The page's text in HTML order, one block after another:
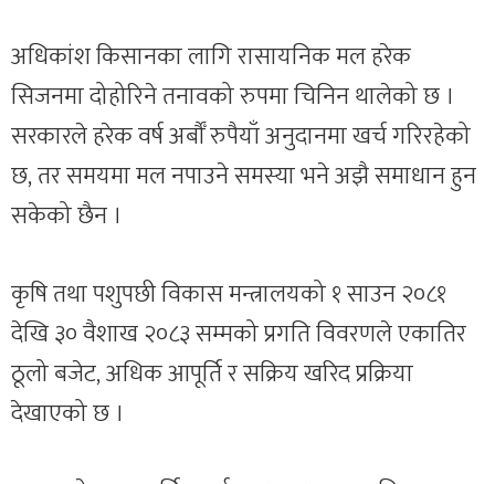
अधिकांश किसानका लागि रासायनिक मल हरेक
सिजनमा दोहोरिने तनावको रुपमा चिनिन थालेको छ ।
सरकारले हरेक वर्ष अर्बौँ रुपैयाँ अनुदानमा खर्च गरिरहेको
छ, तर समयमा मल नपाउने समस्या भने अझै समाधान हुन
सकेको छैन ।
कृषि तथा पशुपछी विकास मन्त्रालयको १ साउन २०८१
देखि ३० वैशाख २०८३ सम्मको प्रगति विवरणले एकातिर
ठूलो बजेट, अधिक आपूर्ति र सक्रिय खरिद प्रक्रिया
देखाएको छ ।